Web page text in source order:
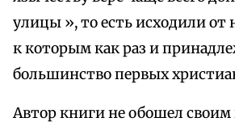
улицы », то есть исходили от
к которым как раз и
большинство первых
Автор книги не обошел